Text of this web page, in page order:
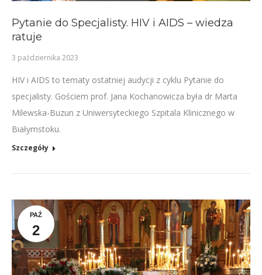
Pytanie do Specjalisty. HIV i AIDS – wiedza
ratuje
3 października 2023
HIV i AIDS to tematy ostatniej audycji z cyklu Pytanie do
specjalisty. Gościem prof. Jana Kochanowicza była dr Marta
Milewska-Buzun z Uniwersyteckiego Szpitala Klinicznego w
Białymstoku.
Szczegóły
PAŹ
2